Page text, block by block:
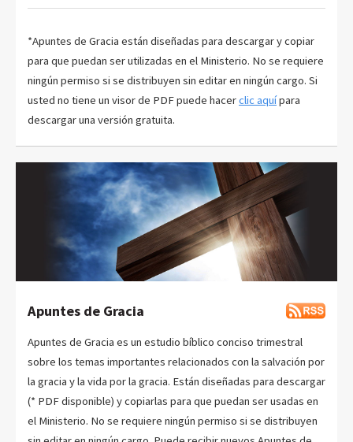
*Apuntes de Gracia están diseñadas para descargar y copiar
para que puedan ser utilizadas en el Ministerio. No se requiere
ningún permiso si se distribuyen sin editar en ningún cargo. Si
usted no tiene un visor de PDF puede hacerclic aquípara
descargar una versión gratuita.
Apuntes de Gracia
Apuntes de Gracia es un estudio bíblico conciso trimestral
sobre los temas importantes relacionados con la salvación por
la gracia y la vida por la gracia. Están diseñadas para descargar
(* PDF disponible) y copiarlas para que puedan ser usadas en
el Ministerio. No se requiere ningún permiso si se distribuyen